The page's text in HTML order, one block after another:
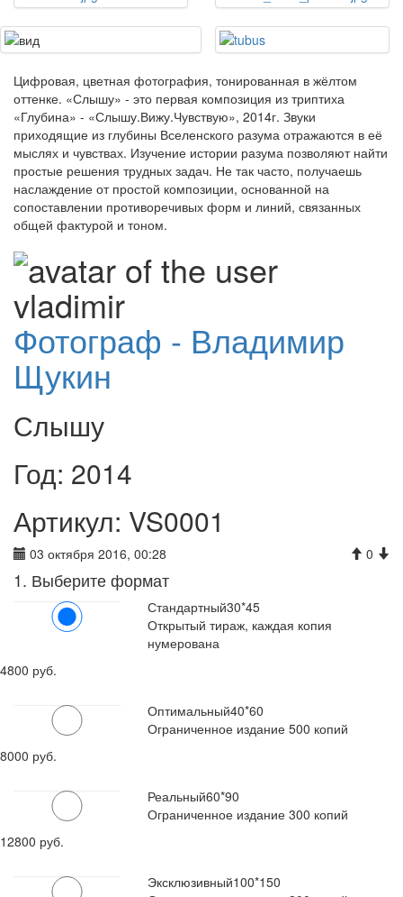
Цифровая, цветная фотография, тонированная в жёлтом
оттенке. «Слышу» - это первая композиция из триптиха
«Глубина» - «Слышу.Вижу.Чувствую», 2014г. Звуки
приходящие из глубины Вселенского разума отражаются в её
мыслях и чувствах. Изучение истории разума позволяют найти
простые решения трудных задач. Не так часто, получаешь
наслаждение от простой композиции, основанной на
сопоставлении противоречивых форм и линий, связанных
общей фактурой и тоном.
Фотограф - Владимир
Щукин
Слышу
Год: 2014
Артикул: VS0001
03 октября 2016, 00:28 0
1. Выберите формат
Стандартный30*45
Открытый тираж, каждая копия
нумерована
4800 руб.
Оптимальный40*60
Ограниченное издание 500 копий
8000 руб.
Реальный60*90
Ограниченное издание 300 копий
12800 руб.
Эксклюзивный100*150